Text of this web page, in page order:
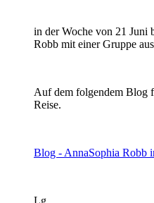
in der Woche von 21 Juni
Robb mit einer Gruppe
Auf dem folgendem Blog
Reise.
Blog - AnnaSophia Robb
Lg